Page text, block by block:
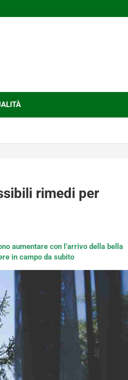
rimedi per
aumentare con l’arrivo della bella
in campo da subito